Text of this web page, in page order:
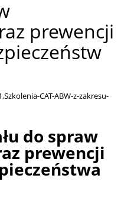
prewencji
CAT-ABW-z-zakresu-
do spraw
prewencji